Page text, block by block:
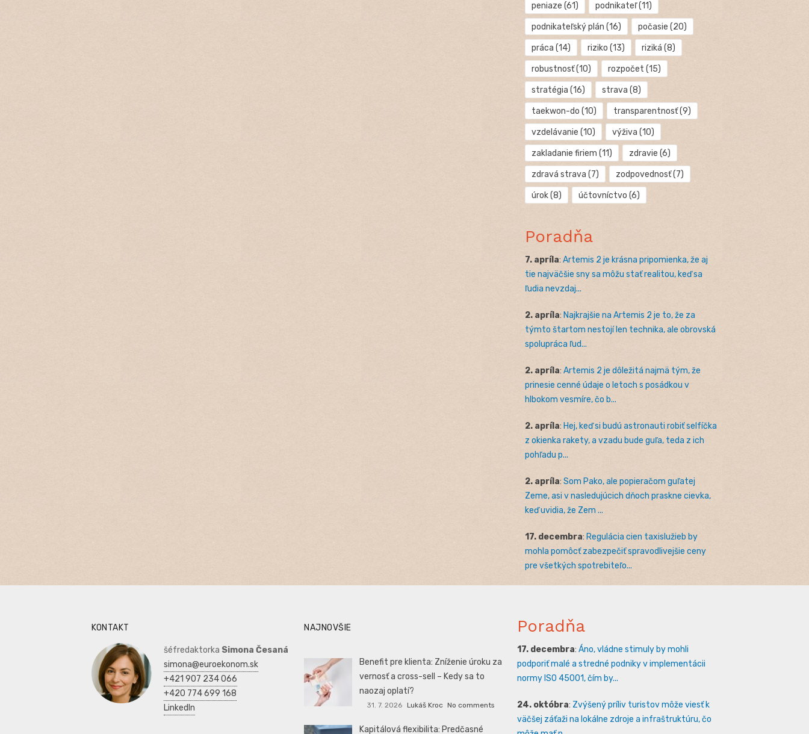
peniaze (61) podnikateľ(11)
podnikateľský plán (16) počasie (20)
práca (14) riziko (13) riziká (8)
robustnosť(10) rozpočet (15)
stratégia (16) strava (8)
taekwon-do (10) transparentnosť(9)
vzdelávanie (10) výživa (10)
zakladanie firiem (11) zdravie (6)
zdravá strava (7) zodpovednosť(7)
úrok(8) účtovníctvo (6)
Poradňa
7. apríla: Artemis 2 je krásna pripomienka, že aj
tie najväčšie sny sa môžu stať realitou, keď sa
ľudia nevzdaj...
2. apríla: Najkrajšie na Artemis 2 je to, že za
týmto štartom nestojí len technika, ale obrovská
spolupráca ľud...
2. apríla: Artemis 2 je dôležitá najmä tým, že
prinesie cenné údaje o letoch s posádkou v
hlbokom vesmíre, čo b...
2. apríla: Hej, keď si budú astronauti robiť selfíčka
z okienka rakety, a vzadu bude guľa, teda z ich
pohľadu p...
2. apríla: Som Pako, ale popieračom guľatej
Zeme, asi v nasledujúcich dňoch praskne cievka,
keď uvidia, že Zem ...
17. decembra: Regulácia cien taxislužieb by
mohla pomôcť zabezpečiť spravodlivejšie ceny
pre všetkých spotrebiteľo...
KONTAKT
šéfredaktorka Simona Česaná
simona@euroekonom.sk
+421 907 234 066
+420 774 699 168
LinkedIn
NAJNOVŠIE
Benefit pre klienta: Zníženie úroku za
vernosť a cross-sell – Kedy sa to
naozaj oplatí?
31. 7. 2026 Lukáš Kroc No comments
Kapitálová flexibilita: Predčasné
Poradňa
17. decembra: Áno, vládne stimuly by mohli
podporiť malé a stredné podniky v implementácii
normy ISO 45001, čím by...
24. októbra: Zvýšený príliv turistov môže viesť k
väčšej záťaži na lokálne zdroje a infraštruktúru, čo